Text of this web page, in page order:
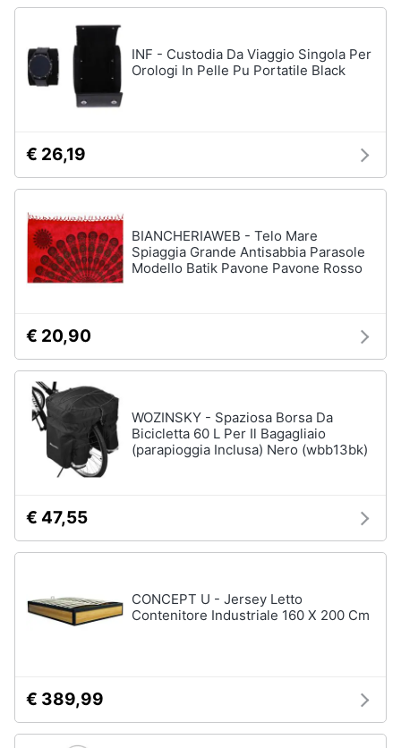
Orecchini
Cavigliera
tutti
INF - Custodia Da Viaggio Singola Per
Orologi In Pelle Pu Portatile Black
€ 26,19
BIANCHERIAWEB - Telo Mare
Spiaggia Grande Antisabbia Parasole
Modello Batik Pavone Pavone Rosso
€ 20,90
WOZINSKY - Spaziosa Borsa Da
Bicicletta 60 L Per Il Bagagliaio
(parapioggia Inclusa) Nero (wbb13bk)
€ 47,55
CONCEPT U - Jersey Letto
Contenitore Industriale 160 X 200 Cm
€ 389,99